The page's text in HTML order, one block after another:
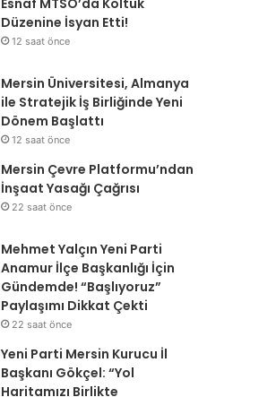
Esnaf MTSO’da Koltuk
Düzenine İsyan Etti!
12 saat önce
Mersin Üniversitesi, Almanya
ile Stratejik İş Birliğinde Yeni
Dönem Başlattı
12 saat önce
Mersin Çevre Platformu’ndan
İnşaat Yasağı Çağrısı
22 saat önce
Mehmet Yalçın Yeni Parti
Anamur İlçe Başkanlığı İçin
Gündemde! “Başlıyoruz”
Paylaşımı Dikkat Çekti
22 saat önce
Yeni Parti Mersin Kurucu İl
Başkanı Gökçel: “Yol
Haritamızı Birlikte